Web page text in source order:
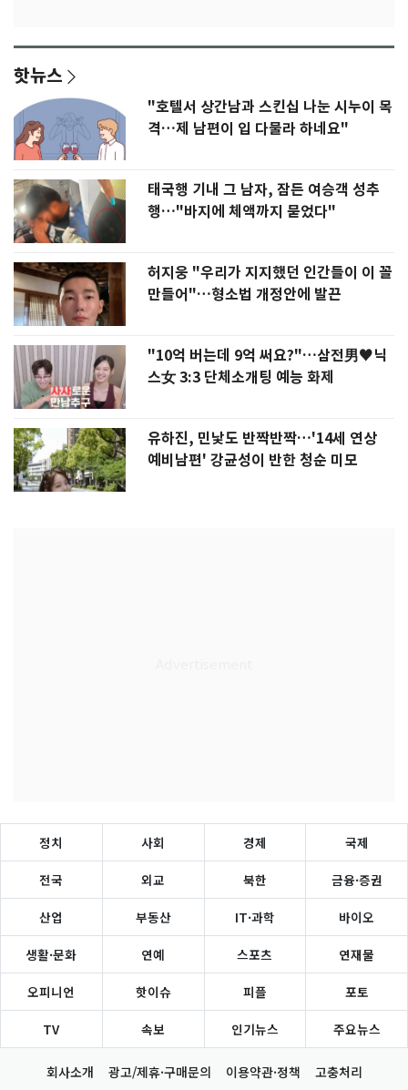
핫뉴스
"호텔서 상간남과 스킨십 나눈 시누이 목
격…제 남편이 입 다물라 하네요"
태국행 기내 그 남자, 잠든 여승객 성추
행…"바지에 체액까지 묻었다"
허지웅 "우리가 지지했던 인간들이 이 꼴
만들어"…형소법 개정안에 발끈
"10억 버는데 9억 써요?"…삼전男♥닉
스女 3:3 단체소개팅 예능 화제
유하진, 민낯도 반짝반짝…'14세 연상
예비남편' 강균성이 반한 청순 미모
정치 사회 경제 국제
전국 외교 북한 금융·증권
산업 부동산 IT·과학 바이오
생활·문화 연예 스포츠 연재물
오피니언 핫이슈 피플 포토
TV 속보 인기뉴스 주요뉴스
회사소개 광고/제휴·구매문의 이용약관·정책 고충처리